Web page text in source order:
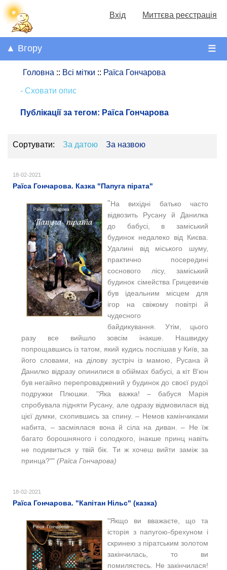
Вхід Миттєва реєстрація
☰
▲ Вгору
Головна :: Всі мітки :: Раїса Гончарова
- Сховати опис
Публікації за тегом: Раїса Гончарова
Сортувати: За датою За назвою
18-02-2021
Раїса Гончарова. Казка "Папуга пірата"
"На вихідні батько часто
відвозить Русану й Данилка
до бабусі, в заміський
будинок недалеко від Києва.
Удалині від міського шуму,
практично посередині
соснового лісу, заміський
будинок сімейства Грицевичів
був ідеальним місцем для
ігор на свіжому повітрі й
чудесного
байдикування. Утім, цього
разу все вийшло зовсім інакше. Нашвидку
попрощавшись із татом, який кудись поспішав у Київ, за
його словами, на ділову зустріч із мамою, Русана й
Данилко відразу опинилися в обіймах бабусі, а кіт В'юн
був негайно перепроваджений у будинок до своєї рудої
подружки Плюшки. "Яка важка! ‒ бабуся Марія
спробувала підняти Русану, але одразу відмовилася від
цієї думки, схопившись за спину. ‒ Немов камінчиками
набита, ‒ засміялася вона й сіла на диван. ‒ Не їж
багато борошняного і солодкого, інакше принц навіть
не подивиться у твій бік. Ти ж хочеш вийти заміж за
принца?"" (Раїса Гончарова)
18-02-2021
Раїса Гончарова. "Капітан Нільс" (казка)
"Якщо ви вважаєте, що та
історія з папугою-брехуном і
скринею з піратським золотом
закінчилась, то ви
помиляєтесь. Не закінчилася!